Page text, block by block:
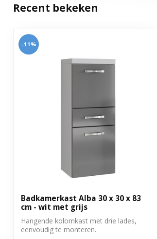
Met soft close sluiting
Montage
Recent bekeken
-11%
Badkamerkast Alba 30 x 30 x 83
cm - wit met grijs
Hangende kolomkast met drie lades,
eenvoudig te monteren.